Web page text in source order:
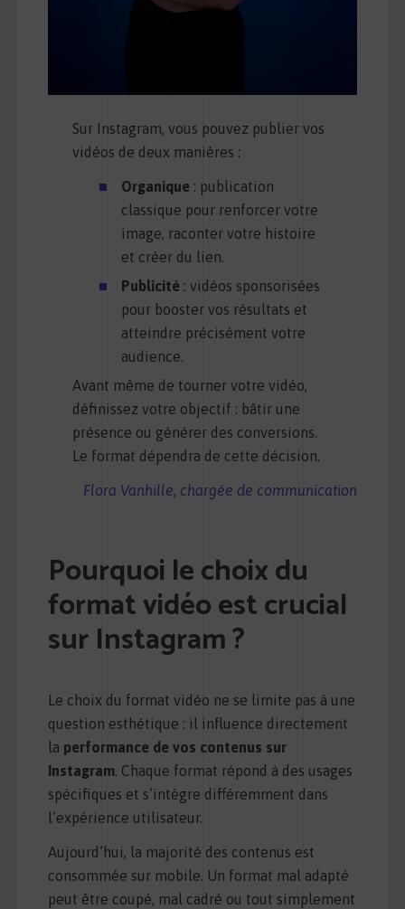
Sur Instagram, vous pouvez publier vos
vidéos de deux manières :
Organique : publication
classique pour renforcer votre
image, raconter votre histoire
et créer du lien.
Publicité : vidéos sponsorisées
pour booster vos résultats et
atteindre précisément votre
audience.
Avant même de tourner votre vidéo,
définissez votre objectif : bâtir une
présence ou générer des conversions.
Le format dépendra de cette décision.
Flora Vanhille, chargée de communication
Pourquoi le choix du
format vidéo est crucial
sur Instagram ?
Le choix du format vidéo ne se limite pas à une
question esthétique : il influence directement
la performance de vos contenus sur
Instagram. Chaque format répond à des usages
spécifiques et s’intègre différemment dans
l’expérience utilisateur.
Aujourd’hui, la majorité des contenus est
consommée sur mobile. Un format mal adapté
peut être coupé, mal cadré ou tout simplement